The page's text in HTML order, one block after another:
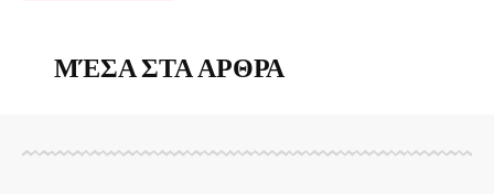
ΜΈΣΑ ΣΤΑ ΑΡΘΡΑ